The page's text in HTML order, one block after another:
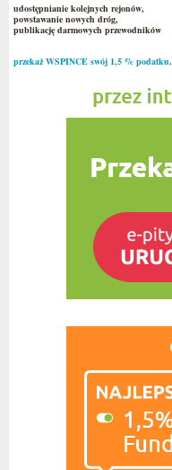
udostępnianie kolejnych rejonów,
powstawanie nowych dróg,
publikację darmowych przewodników
przekaż WSPINCE swój 1,5 % podatku.